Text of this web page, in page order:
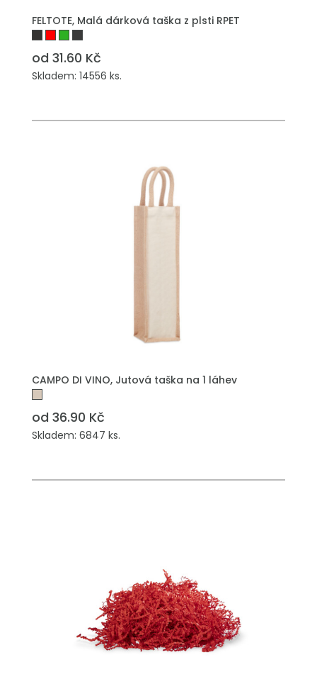
FELTOTE, Malá dárková taška z plsti RPET
od 31.60 Kč
Skladem: 14556 ks.
CAMPO DI VINO, Jutová taška na 1 láhev
od 36.90 Kč
Skladem: 6847 ks.